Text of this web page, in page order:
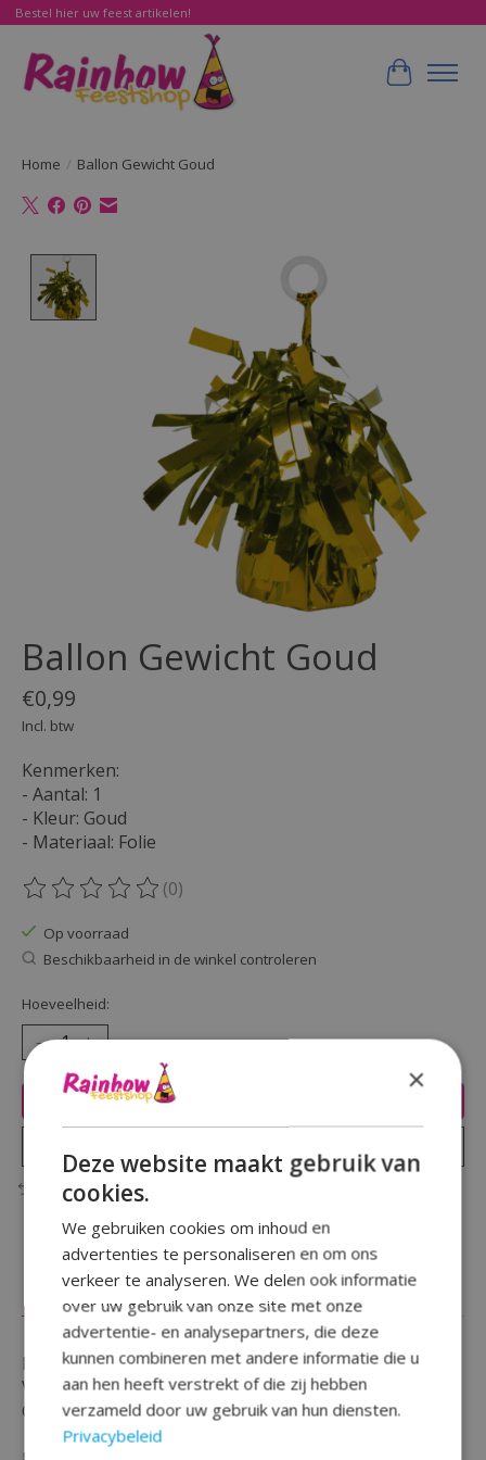
Bestel hier uw feest artikelen!
Home / Ballon Gewicht Goud
Product image slideshow Items
Ballon Gewicht Goud
€0,99
Incl. btw
Kenmerken:
- Aantal: 1
- Kleur: Goud
- Materiaal: Folie
De beoordeling van dit product is
(0)
Op voorraad
Beschikbaarheid in de winkel controleren
Hoeveelheid:
Toevoegen aan winkelwagen
Toevoegen om te vergelijken
Reviews (0)
Heb je een ballon besteld die je vult met helium ?
Vergeet dan ook zeker deze handige ''Ballon Gewicht
Goud'' niet !
×
Deze website maakt gebruik van
cookies.
We gebruiken cookies om inhoud en
advertenties te personaliseren en om ons
verkeer te analyseren. We delen ook informatie
over uw gebruik van onze site met onze
advertentie- en analysepartners, die deze
kunnen combineren met andere informatie die u
aan hen heeft verstrekt of die zij hebben
verzameld door uw gebruik van hun diensten.
Privacybeleid